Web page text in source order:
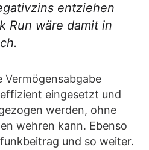
entziehen
Run wäre damit in
Vermögensabgabe
eingesetzt und
werden, ohne
wehren kann. Ebenso
und so weiter.